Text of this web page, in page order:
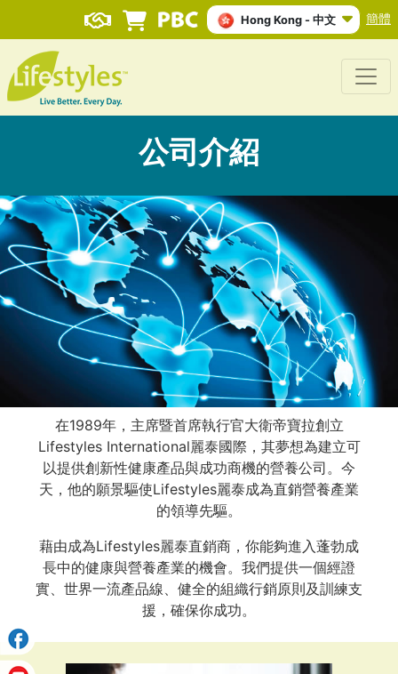
Hong Kong - 中文 簡體
公司介紹
在1989年，主席暨首席執行官大衛帝寶拉創立
Lifestyles International麗泰國際，其夢想為建立可
以提供創新性健康產品與成功商機的營養公司。今
天，他的願景驅使Lifestyles麗泰成為直銷營養產業
的領導先驅。
藉由成為Lifestyles麗泰直銷商，你能夠進入蓬勃成
長中的健康與營養產業的機會。我們提供一個經證
實、世界一流產品線、健全的組織行銷原則及訓練支
援，確保你成功。